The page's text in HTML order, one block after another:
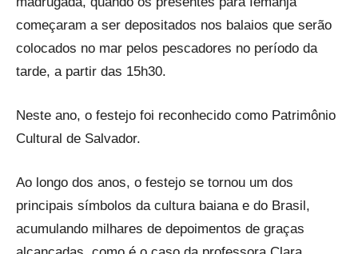
começaram a ser depositados nos balaios que serão
colocados no mar pelos pescadores no período da
tarde, a partir das 15h30.
Neste ano, o festejo foi reconhecido como Patrimônio
Cultural de Salvador.
Ao longo dos anos, o festejo se tornou um dos
principais símbolos da cultura baiana e do Brasil,
acumulando milhares de depoimentos de graças